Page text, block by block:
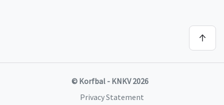
© Korfbal - KNKV 2026
Privacy Statement